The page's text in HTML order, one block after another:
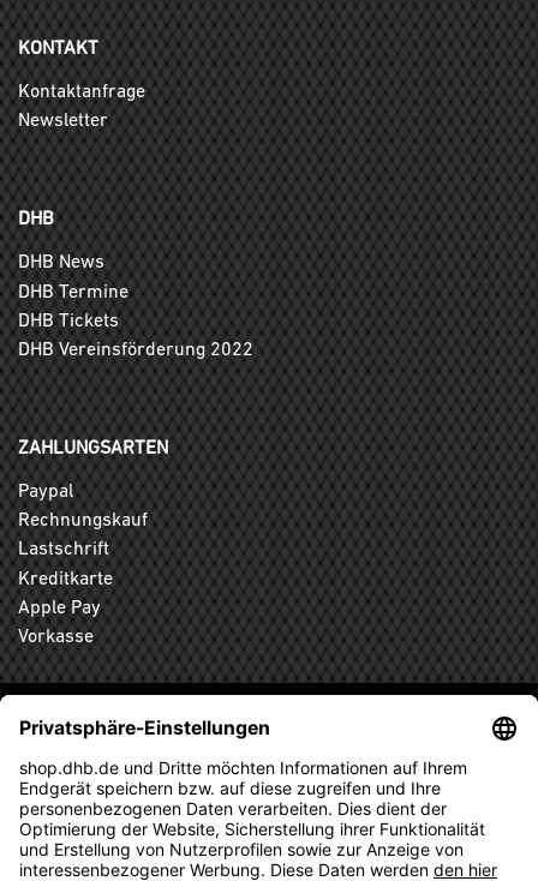
KONTAKT
Kontaktanfrage
Newsletter
DHB
DHB News
DHB Termine
DHB Tickets
DHB Vereinsförderung 2022
ZAHLUNGSARTEN
Paypal
Rechnungskauf
Lastschrift
Kreditkarte
Apple Pay
Vorkasse
ABONNIEREN SIE DEN KOSTENLOSEN DHB-FANSHOP
NEWSLETTER UND VERPASSEN SIE KEINE NEUIGKEIT ODER
AKTION MEHR.
ANMELDEN